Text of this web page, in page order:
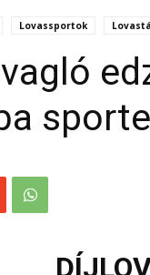
Lovassportok